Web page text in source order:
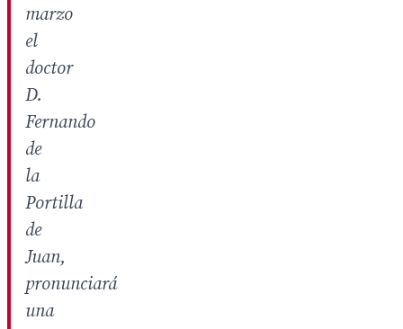
marzo
el
doctor
D.
Fernando
de
la
Portilla
de
Juan,
pronunciará
una